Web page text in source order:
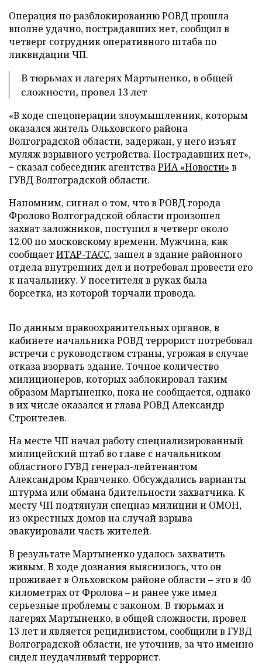
Операция по разблокированию РОВД прошла
вполне удачно, пострадавших нет, сообщил в
четверг сотрудник оперативного штаба по
ликвидации ЧП.
В тюрьмах и лагерях Мартыненко, в общей
сложности, провел 13 лет
«В ходе спецоперации злоумышленник, которым
оказался житель Ольховского района
Волгоградской области, задержан, у него изъят
муляж взрывного устройства. Пострадавших нет»,
− сказал собеседник агентстваРИА «Новости» в
ГУВД Волгоградской области.
Напомним, сигнал о том, что в РОВД города
Фролово Волгоградской области произошел
захват заложников, поступил в четверг около
12.00 по московскому времени. Мужчина, как
сообщаетИТАР-ТАСС, зашел в здание районного
отдела внутренних дел и потребовал провести его
к начальнику. У посетителя в руках была
борсетка, из которой торчали провода.
По данным правоохранительных органов, в
кабинете начальника РОВД террорист потребовал
встречи с руководством страны, угрожая в случае
отказа взорвать здание. Точное количество
милиционеров, которых заблокировал таким
образом Мартыненко, пока не сообщается, однако
в их числе оказался и глава РОВД Александр
Строителев.
На месте ЧП начал работу специализированный
милицейский штаб во главе с начальником
областного ГУВД генерал-лейтенантом
Александром Кравченко. Обсуждались варианты
штурма или обмана бдительности захватчика. К
месту ЧП подтянули спецназ милиции и ОМОН,
из окрестных домов на случай взрыва
эвакуировали часть жителей.
В результате Мартыненко удалось захватить
живым. В ходе дознания выяснилось, что он
проживает в Ольховском районе области – это в 40
километрах от Фролова – и ранее уже имел
серьезные проблемы с законом. В тюрьмах и
лагерях Мартыненко, в общей сложности, провел
13 лет и является рецидивистом, сообщили в ГУВД
Волгоградской области, не уточнив, за что именно
сидел неудачливый террорист.